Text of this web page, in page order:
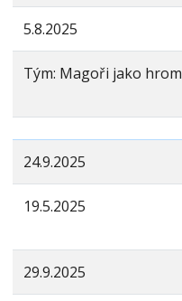
5.8.2025
Tým: Magoři jako hrom
24.9.2025
19.5.2025
29.9.2025